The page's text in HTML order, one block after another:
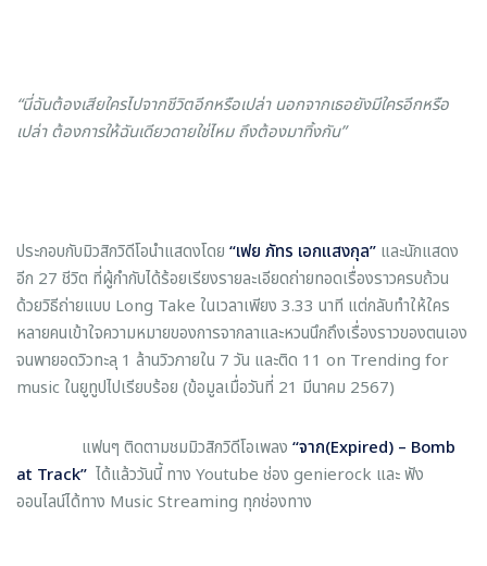
“นี่ฉันต้องเสียใครไปจากชีวิตอีกหรือเปล่า นอกจากเธอยังมีใครอีกหรือ
เปล่า ต้องการให้ฉันเดียวดายใช่ไหม ถึงต้องมาทิ้งกัน”
ประกอบกับมิวสิกวิดีโอนำแสดงโดย “เฟย ภัทร เอกแสงกุล” และนักแสดง
อีก 27 ชีวิต ที่ผู้กำกับได้ร้อยเรียงรายละเอียดถ่ายทอดเรื่องราวครบถ้วน
ด้วยวิธีถ่ายแบบ Long Take ในเวลาเพียง 3.33 นาที แต่กลับทำให้ใคร
หลายคนเข้าใจความหมายของการจากลาและหวนนึกถึงเรื่องราวของตนเอง
จนพายอดวิวทะลุ 1 ล้านวิวภายใน 7 วัน และติด 11 on Trending for
music ในยูทูปไปเรียบร้อย (ข้อมูลเมื่อวันที่ 21 มีนาคม 2567)
แฟนๆ ติดตามชมมิวสิกวิดีโอเพลง “จาก(Expired) – Bomb
at Track” ได้แล้ววันนี้ ทาง Youtube ช่อง genierock และ ฟัง
ออนไลน์ได้ทาง Music Streaming ทุกช่องทาง